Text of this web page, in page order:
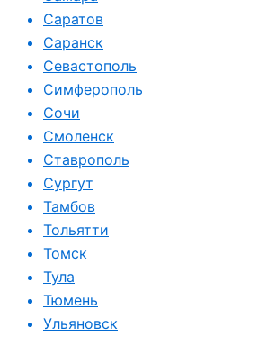
Саратов
Саранск
Севастополь
Симферополь
Сочи
Смоленск
Ставрополь
Сургут
Тамбов
Тольятти
Томск
Тула
Тюмень
Ульяновск